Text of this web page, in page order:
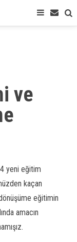
ve
yeni eğitim
kaçan
eğitimin
amacın